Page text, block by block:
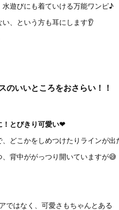
遊びにも着ていける万能ワンピ♪
、という方も耳にします👂
のいいところをおさらい！！
とびきり可愛い❤︎
どこかをしめつけたりラインが
背中ががっつり開いていますが😅
ではなく、可愛さもちゃんとある